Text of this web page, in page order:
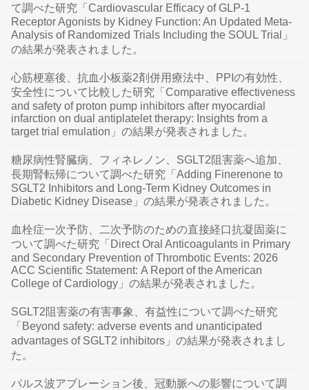
て調べた研究「Cardiovascular Efficacy of GLP-1
Receptor Agonists by Kidney Function: An Updated Meta-
Analysis of Randomized Trials Including the SOUL Trial」
の結果が発表されました。
心筋梗塞後、抗血小板薬2剤併用療法中、PPIの有効性、
安全性について比較した研究「Comparative effectiveness
and safety of proton pump inhibitors after myocardial
infarction on dual antiplatelet therapy: Insights from a
target trial emulation」の結果が発表されました。
糖尿病性腎臓病、フィネレノン、SGLT2阻害薬へ追加、
長期腎転帰について調べた研究「Adding Finerenone to
SGLT2 Inhibitors and Long-Term Kidney Outcomes in
Diabetic Kidney Disease」の結果が発表されました。
血栓症一次予防、二次予防のための直接経口抗凝固薬に
ついて調べた研究「Direct Oral Anticoagulants in Primary
and Secondary Prevention of Thrombotic Events: 2026
ACC Scientific Statement: A Report of the American
College of Cardiology」の結果が発表されました。
SGLT2阻害薬の有害事象、有益性について調べた研究
「Beyond safety: adverse events and unanticipated
advantages of SGLT2 inhibitors」の結果が発表されまし
た。
パルス波アブレーション後、冠動脈への影響について調